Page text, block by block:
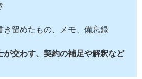
き留めたもの、メモ、備忘録
が交わす、契約の補足や解釈など